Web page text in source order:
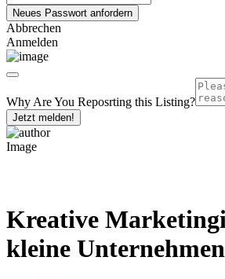
Abbrechen
Anmelden
Why Are You Reposrting this Listing?
Jetzt melden!
Kreative
kleine Unternehmen